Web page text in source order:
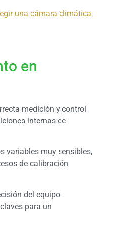
una cámara climática
en
medición y control
internas de
variables muy sensibles,
de calibración
del equipo.
para un